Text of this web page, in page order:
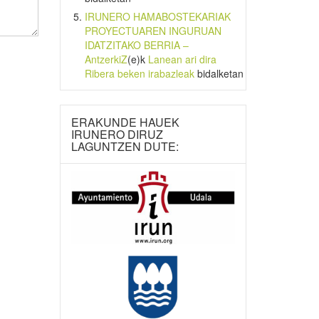
IRUNERO HAMABOSTEKARIAK
PROYECTUAREN INGURUAN
IDATZITAKO BERRIA –
AntzerkiZ(e)k Lanean ari dira
Ribera beken irabazleakbidalketan
ERAKUNDE HAUEK
IRUNERO DIRUZ
LAGUNTZEN DUTE: